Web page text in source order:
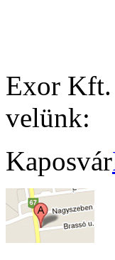
Exor Kft.
velünk:
Kaposvár